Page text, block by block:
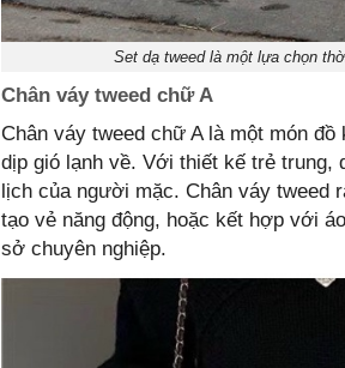
Set dạ tweed là một lựa chọn
Chân váy tweed chữ A
Chân váy tweed chữ A là một món
dịp gió lạnh về. Với thiết kế trẻ trung,
lịch của người mặc. Chân váy tweed
tạo vẻ năng động, hoặc kết hợp với
sở chuyên nghiệp.